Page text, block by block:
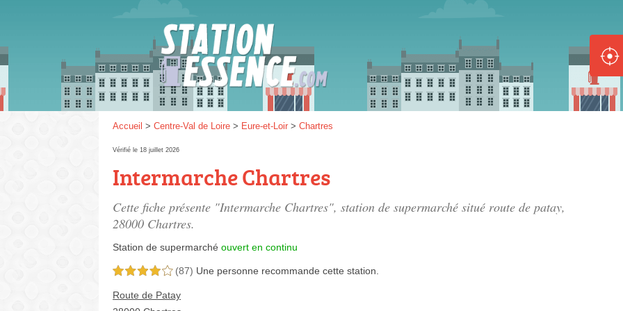
Accueil > Centre-Val de Loire > Eure-et-Loir > Chartres
Vérifié le 18 juillet 2026
Intermarche Chartres
Cette fiche présente "Intermarche Chartres", station de supermarché situé route de patay,
28000 Chartres.
Station de supermarché ouvert en continu
4,0 étoiles sur 5 (87) Une personne recommande cette station.
Route de Patay
Gazole :
Disponible Épuisé
SP 98 :
SP 95 :
Disponible Épuisé